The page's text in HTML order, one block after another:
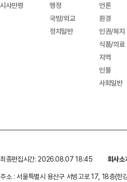
시사만평
행정
국방/외교
정치일반
언론
환경
인권/복지
식품/의료
지역
인물
사회일반
최종편집시간: 2026.08.07 18:45 회사소
주소 : 서울특별시 용산구 서빙고로 17, 18층(한